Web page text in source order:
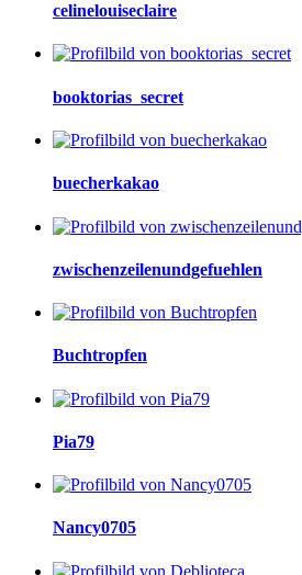
celinelouiseclaire
booktorias_secret
buecherkakao
zwischenzeilenundgefuehlen
Buchtropfen
Pia79
Nancy0705